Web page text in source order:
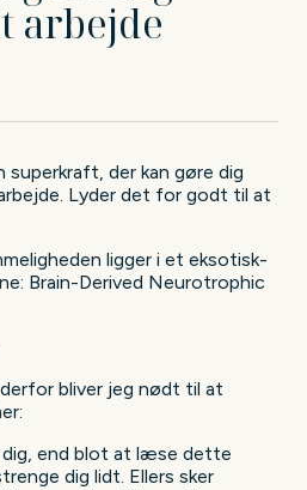
arbejde
superkraft, der kan gøre dig
Lyder det for godt til at
ligger i et eksotisk-
Brain-Derived Neurotrophic
bliver jeg nødt til at
end blot at læse dette
dig lidt. Ellers sker